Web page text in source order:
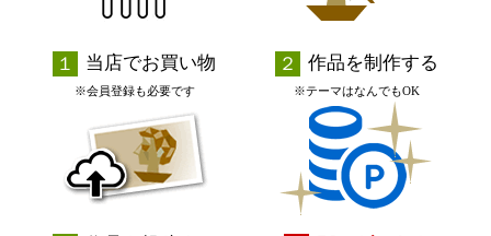
当店でお買い物
※会員登録も必要です
作品を制作する
※テーマはなんでもOK